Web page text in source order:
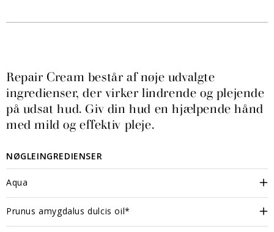
Repair Cream består af nøje udvalgte
ingredienser, der virker lindrende og plejende
på udsat hud. Giv din hud en hjælpende hånd
med mild og effektiv pleje.
NØGLEINGREDIENSER
Aqua
Prunus amygdalus dulcis oil*